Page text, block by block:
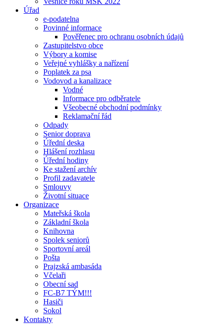
Úřad
e-podatelna
Povinné informace
Pověřenec pro ochranu osobních údajů
Zastupitelstvo obce
Výbory a komise
Veřejné vyhlášky a nařízení
Poplatek za psa
Vodovod a kanalizace
Vodné
Informace pro odběratele
Všeobecné obchodní podmínky
Reklamační řád
Odpady
Senior doprava
Úřední deska
Hlášení rozhlasu
Úřední hodiny
Ke stažení archív
Profil zadavatele
Smlouvy
Životní situace
Organizace
Mateřská škola
Základní škola
Knihovna
Spolek seniorů
Sportovní areál
Pošta
Prajzská ambasáda
Včelaři
Obecní sad
FC-B7 TÝM!!!
Hasiči
Sokol
Kontakty